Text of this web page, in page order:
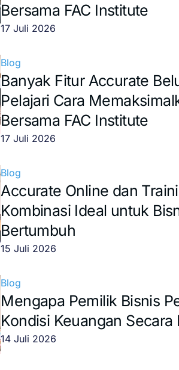
Bersama FAC Institute
17 Juli 2026
Blog
Banyak Fitur Accurate
Pelajari Cara
Bersama FAC Institute
17 Juli 2026
Blog
Accurate Online dan
Kombinasi Ideal untuk
Bertumbuh
15 Juli 2026
Blog
Mengapa Pemilik Bisnis
Kondisi Keuangan Secara
14 Juli 2026